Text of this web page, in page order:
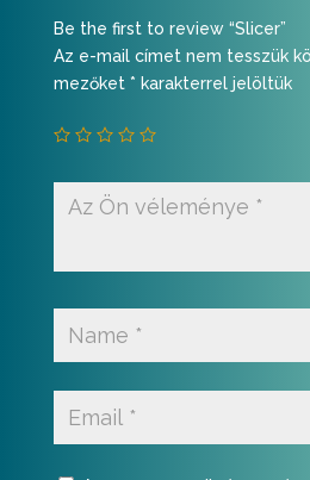
Be the first to review “Slicer”
Az e-mail címet nem tesszük
mezőket * karakterrel jelöltük